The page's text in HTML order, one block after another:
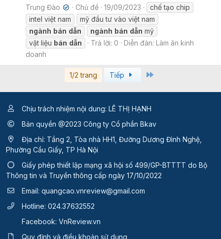
Trung Đào ✔ Chủ đề 19/09/2023
chế tạo chip
intel việt nam
mỹ đầu tư vào việt nam
ngành bán dẫn ngành bán dẫn mỹ
vật liệu bán dẫn Trả lời: 0 Diễn đàn: Làm ăn kinh
doanh
1/2 trang Tiếp
Chịu trách nhiệm nội dung: LÊ THỊ HẠNH
Bản quyền @2023 Công ty Cổ phần Bkav
Địa chỉ: Tầng 2, Tòa nhà HH1, Đường Dương Đình Nghệ,
Phường Cầu Giấy, TP Hà Nội
Giấy phép thiết lập mạng xã hội số 499/GP-BTTTT do Bộ
Thông tin và Truyền thông cấp ngày 17/10/2022
Email: quangcao.vnreview@gmail.com
Hotline: 024.37632552
Facebook: VnReview.vn
Quy định và điều khoản sử dụng